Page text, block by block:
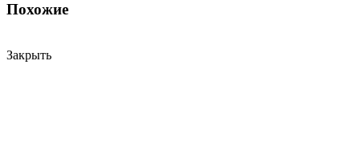
24
Похожие
Закрыть